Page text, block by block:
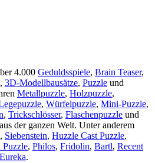
4.000 Geduldsspiele, Brain Teaser,
, 3D-Modellbausätze, Puzzle und
Metallpuzzle, Holzpuzzle,
, Würfelpuzzle, Mini-Puzzle,
, Trickschlösser, Flaschenpuzzle und
der ganzen Welt. Unter anderem
, Siebenstein, Huzzle Cast Puzzle,
Puzzle, Philos, Fridolin, Bartl, Recent
Eureka.